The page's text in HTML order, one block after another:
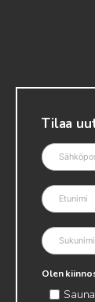
Tilaa
Olen